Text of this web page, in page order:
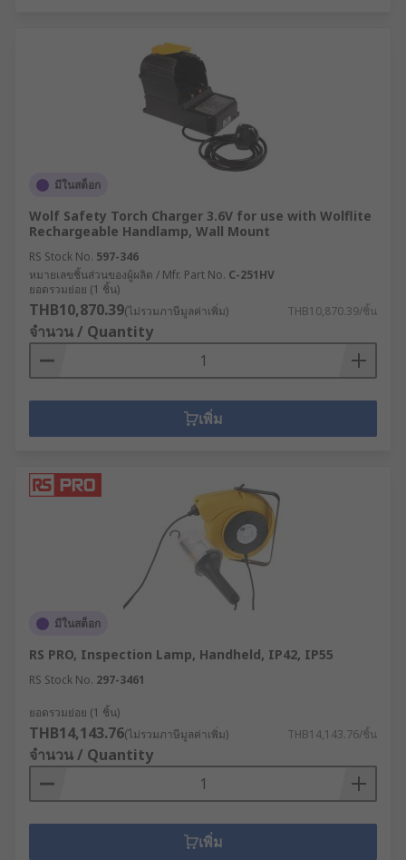
มีในสต็อก
Wolf Safety Torch Charger 3.6V for use with Wolflite
Rechargeable Handlamp, Wall Mount
RS Stock No. 597-346
หมายเลขชิ้นส่วนของผู้ผลิต / Mfr. Part No. C-251HV
ยอดรวมย่อย (1 ชิ้น)
THB10,870.39(ไม่รวมภาษีมูลค่าเพิ่ม) THB10,870.39/ชิ้น
จำนวน / Quantity
เพิ่ม
มีในสต็อก
RS PRO, Inspection Lamp, Handheld, IP42, IP55
RS Stock No. 297-3461
ยอดรวมย่อย (1 ชิ้น)
THB14,143.76(ไม่รวมภาษีมูลค่าเพิ่ม) THB14,143.76/ชิ้น
จำนวน / Quantity
เพิ่ม